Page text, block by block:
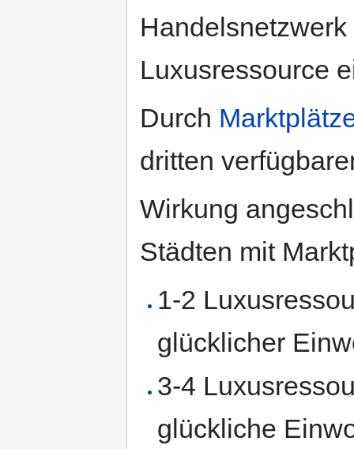
Luxusressource
Durch
dritten
Wirkung
Städten mit
1-2
glücklicher
3-4
glückliche